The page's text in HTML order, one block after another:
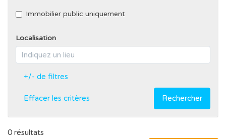
Immobilier public uniquement
Localisation
+/- de filtres
Effacer les critères Rechercher
0 résultats